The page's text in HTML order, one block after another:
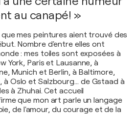
au canapé! »
mes peintures aient trouvé des
Nombre d'entre elles ont
: mes toiles sont exposées à
York, Paris et Lausanne, à
Munich et Berlin, à Baltimore,
à Oslo et Salzbourg… de Gstaad à
à Zhuhai. Cet accueil
que mon art parle un langage
de l'amour, du courage et de la